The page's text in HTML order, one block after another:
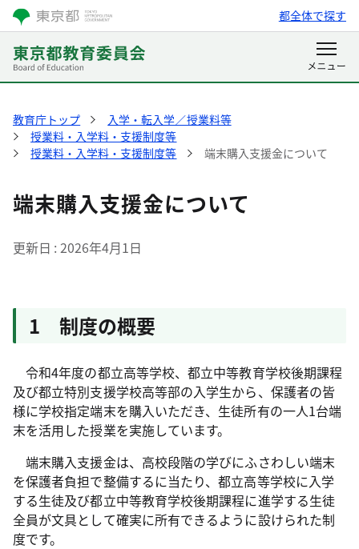
都全体で探す
教育庁トップ
入学・転入学／授業料等
授業料・入学料・支援制度等
授業料・入学料・支援制度等
端末購入支援金について
端末購入支援金について
更新日 2026年4月1日
1 制度の概要
令和4年度の都立高等学校、都立中等教育学校後期課程
及び都立特別支援学校高等部の入学生から、保護者の皆
様に学校指定端末を購入いただき、生徒所有の一人1台端
末を活用した授業を実施しています。
端末購入支援金は、高校段階の学びにふさわしい端末
を保護者負担で整備するに当たり、都立高等学校に入学
する生徒及び都立中等教育学校後期課程に進学する生徒
全員が文具として確実に所有できるように設けられた制
度です。